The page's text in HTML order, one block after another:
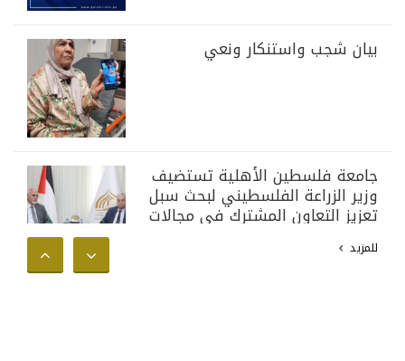
بيان شجب واستنكار ونعي
جامعة فلسطين الأهلية تستضيف
وزير الزراعة الفلسطيني لبحث سبل
تعزيز التعاون المشترك في مجالات
المجتمع الفلسطيني
للمزيد